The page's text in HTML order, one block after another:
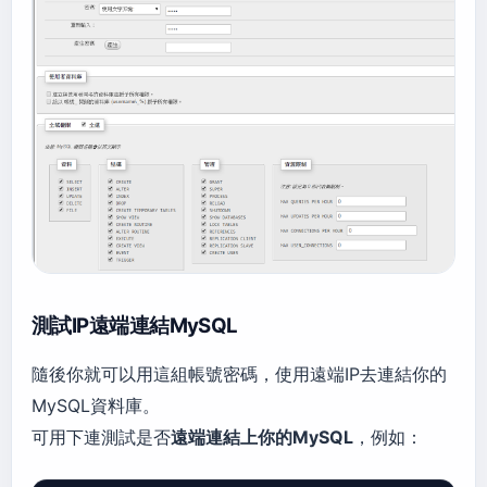
測試IP遠端連結MySQL
隨後你就可以用這組帳號密碼，使用遠端IP去連結你的
MySQL資料庫。
可用下連測試是否遠端連結上你的MySQL ，例如：